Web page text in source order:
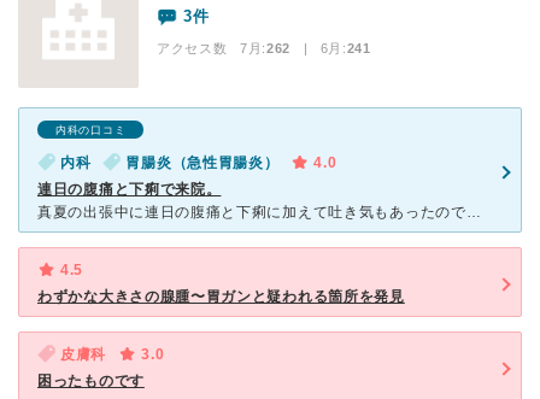
3件
アクセス数 7月:262 | 6月:241
内科の口コミ
内科 胃腸炎（急性胃腸炎）
4.0
連日の腹痛と下痢で来院。
真夏の出張中に連日の腹痛と下痢に加えて吐き気もあったので、駅前すぐのこちらの病院に来院しました。 平日の日中でしたがかなり混んでいて１時間半待ちました。 皮膚科も入っている病院の為、入ってすぐ
4.5
わずかな大きさの腺腫〜胃ガンと疑われる箇所を発見
皮膚科
3.0
困ったものです